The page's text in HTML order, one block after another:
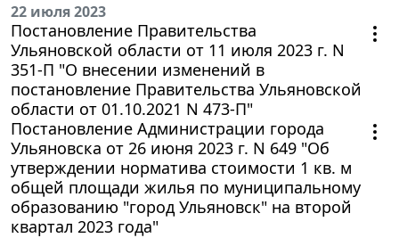
22 июля 2023
Постановление Правительства
Ульяновской области от 11 июля 2023 г. N
351-П "О внесении изменений в
постановление Правительства Ульяновской
области от 01.10.2021 N 473-П"
Постановление Администрации города
Ульяновска от 26 июня 2023 г. N 649 "Об
утверждении норматива стоимости 1 кв. м
общей площади жилья по муниципальному
образованию "город Ульяновск" на второй
квартал 2023 года"